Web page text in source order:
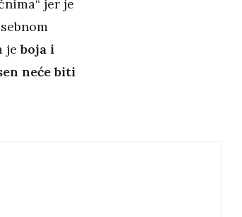
jer je
jeboja i
neće biti